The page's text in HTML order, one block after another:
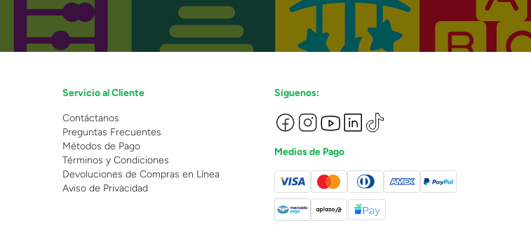
Servicio al Cliente
Contáctanos
Preguntas Frecuentes
Métodos de Pago
Términos y Condiciones
Devoluciones de Compras en Línea
Aviso de Privacidad
Síguenos:
Medios de Pago